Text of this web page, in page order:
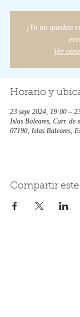
¡Ya no quedan
Ver
Horario y
23 sept 2024, 19:00 –
Islas Baleares, Carr. de
07190, Islas Baleares,
Compartir